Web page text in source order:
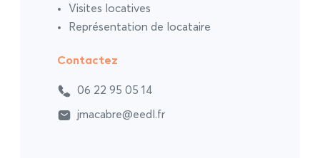
Visites locatives
Représentation de locataire
Contactez
06 22 95 05 14
jmacabre@eedl.fr